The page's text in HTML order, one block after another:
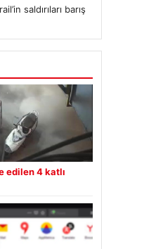
saldırıları barış
edilen 4 katlı